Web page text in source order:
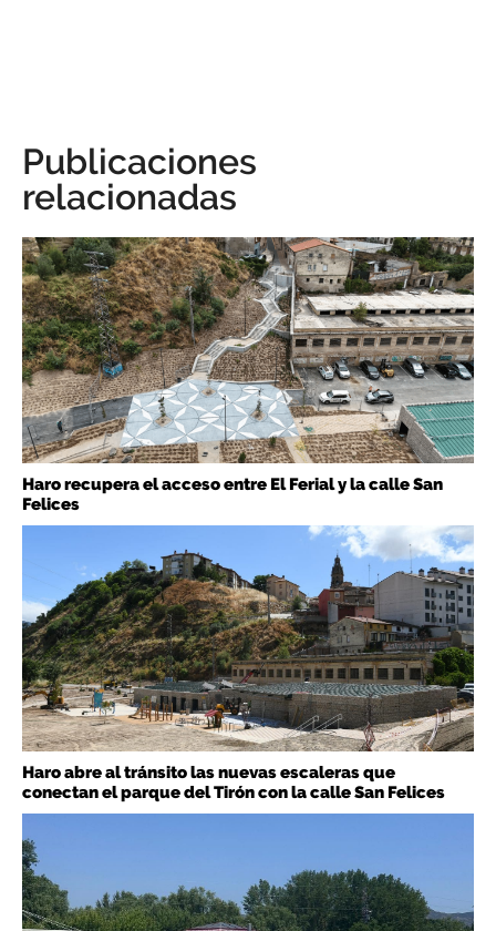
Publicaciones
relacionadas
Haro recupera el acceso entre El Ferial y la calle San
Felices
Haro abre al tránsito las nuevas escaleras que
conectan el parque del Tirón con la calle San Felices